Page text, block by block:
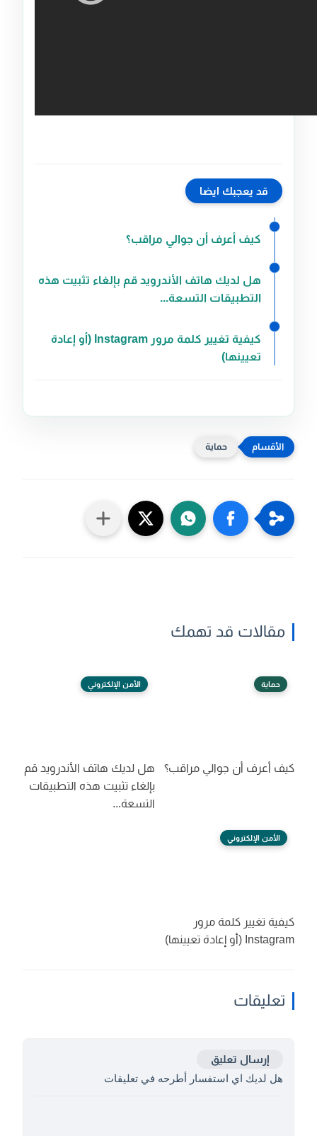
قد يعجبك ايضا
كيف أعرف أن جوالي مراقب؟
هل لديك هاتف الأندرويد قم بإلغاء تثبيت هذه
التطبيقات التسعة...
كيفية تغيير كلمة مرور Instagram (أو إعادة
تعيينها)
حماية
مقالات قد تهمك
حماية
كيف أعرف أن جوالي مراقب؟
الأمن الإلكتروني
هل لديك هاتف الأندرويد قم
بإلغاء تثبيت هذه التطبيقات
التسعة...
الأمن الإلكتروني
كيفية تغيير كلمة مرور
Instagram (أو إعادة تعيينها)
تعليقات
إرسال تعليق
هل لديك اي استفسار أطرحه في تعليقات